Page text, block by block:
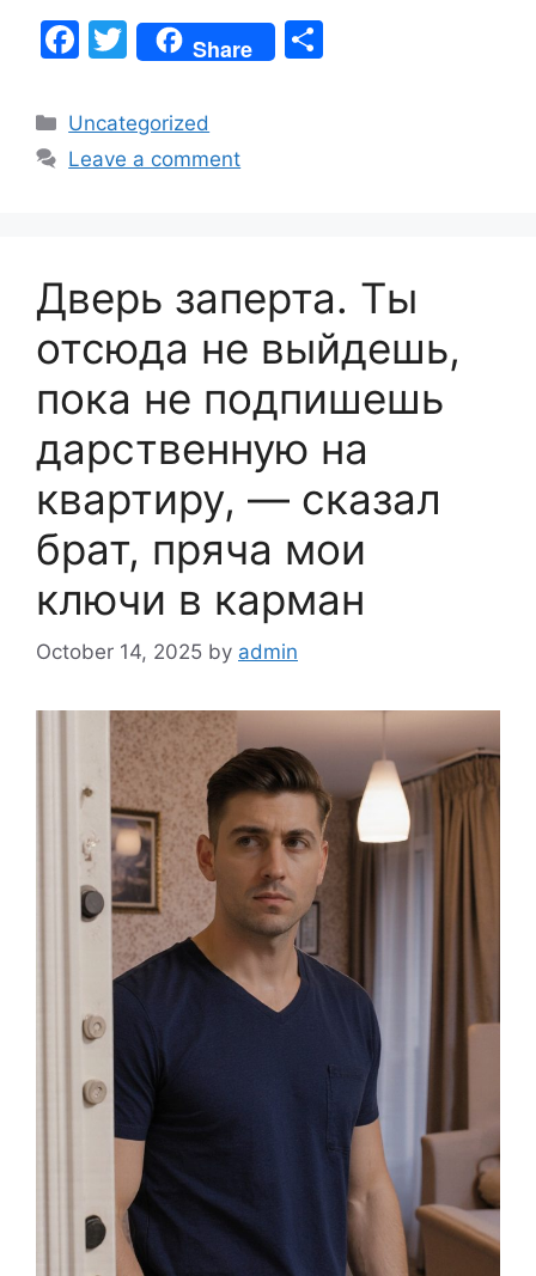
F
c
e
k
T
w
itt
er
Share
Categories
Uncategorized
Leave a comment
Дверь заперта. Ты
отсюда не выйдешь,
пока не подпишешь
дарственную на
квартиру, — сказал
брат, пряча мои
ключи в карман
October 14, 2025 by admin